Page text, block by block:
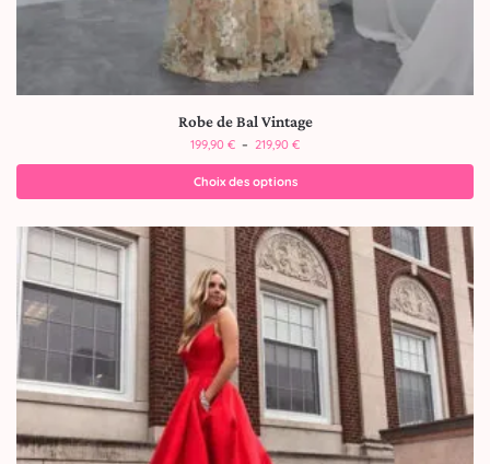
Robe de Bal Vintage
199,90 € – 219,90 €
Choix des options